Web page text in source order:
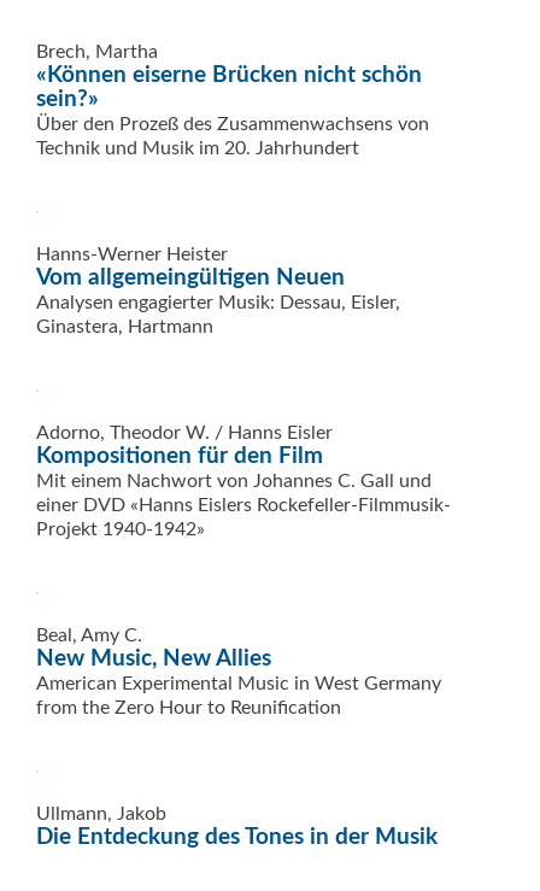
Brech, Martha
«Können eiserne Brücken nicht schön
sein?»
Über den Prozeß des Zusammenwachsens von
Technik und Musik im 20. Jahrhundert
Hanns-Werner Heister
Vom allgemeingültigen Neuen
Analysen engagierter Musik: Dessau, Eisler,
Ginastera, Hartmann
Adorno, Theodor W. / Hanns Eisler
Kompositionen für den Film
Mit einem Nachwort von Johannes C. Gall und
einer DVD «Hanns Eislers Rockefeller-Filmmusik-
Projekt 1940-1942»
Beal, Amy C.
New Music, New Allies
American Experimental Music in West Germany
from the Zero Hour to Reunification
Ullmann, Jakob
Die Entdeckung des Tones in der Musik